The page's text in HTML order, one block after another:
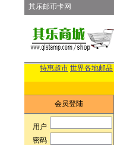
其乐邮币卡网
特惠超市 世界各地邮品
会员登陆
用户:
密码: